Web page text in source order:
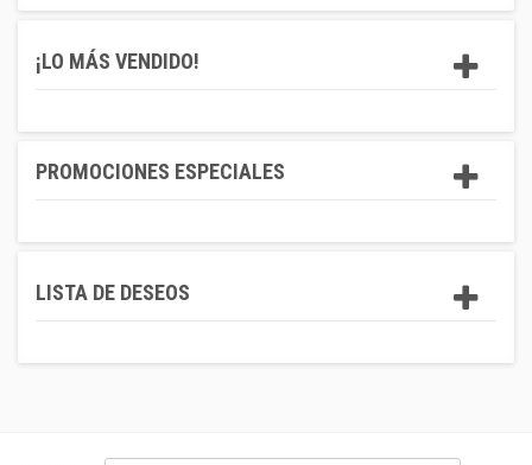
¡LO MÁS VENDIDO!
PROMOCIONES ESPECIALES
LISTA DE DESEOS